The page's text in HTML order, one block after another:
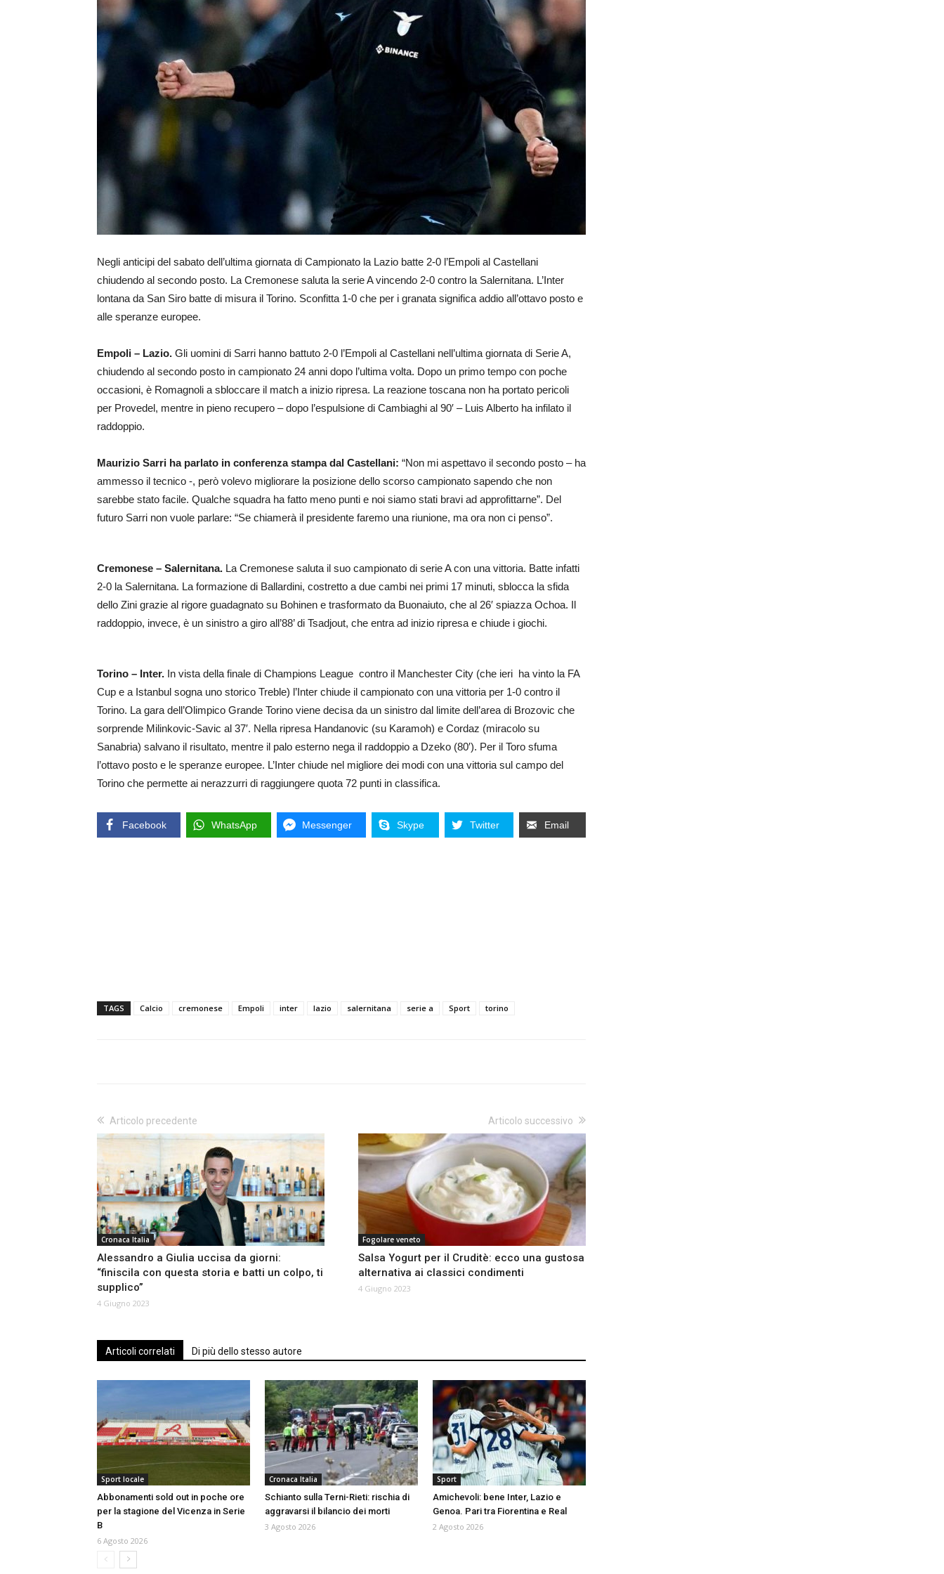
Negli anticipi del sabato dell’ultima giornata di Campionato la Lazio batte 2-0 l’Empoli al Castellani
chiudendo al secondo posto. La Cremonese saluta la serie A vincendo 2-0 contro la Salernitana. L’Inter
lontana da San Siro batte di misura il Torino. Sconfitta 1-0 che per i granata significa addio all’ottavo posto e
alle speranze europee.
Empoli – Lazio. Gli uomini di Sarri hanno battuto 2-0 l’Empoli al Castellani nell’ultima giornata di Serie A,
chiudendo al secondo posto in campionato 24 anni dopo l’ultima volta. Dopo un primo tempo con poche
occasioni, è Romagnoli a sbloccare il match a inizio ripresa. La reazione toscana non ha portato pericoli
per Provedel, mentre in pieno recupero – dopo l’espulsione di Cambiaghi al 90′ – Luis Alberto ha infilato il
raddoppio.
Maurizio Sarri ha parlato in conferenza stampa dal Castellani: “Non mi aspettavo il secondo posto – ha
ammesso il tecnico -, però volevo migliorare la posizione dello scorso campionato sapendo che non
sarebbe stato facile. Qualche squadra ha fatto meno punti e noi siamo stati bravi ad approfittarne”. Del
futuro Sarri non vuole parlare: “Se chiamerà il presidente faremo una riunione, ma ora non ci penso”.
Cremonese – Salernitana. La Cremonese saluta il suo campionato di serie A con una vittoria. Batte infatti
2-0 la Salernitana. La formazione di Ballardini, costretto a due cambi nei primi 17 minuti, sblocca la sfida
dello Zini grazie al rigore guadagnato su Bohinen e trasformato da Buonaiuto, che al 26′ spiazza Ochoa. Il
raddoppio, invece, è un sinistro a giro all’88’ di Tsadjout, che entra ad inizio ripresa e chiude i giochi.
Torino – Inter. In vista della finale di Champions League contro il Manchester City (che ieri ha vinto la FA
Cup e a Istanbul sogna uno storico Treble) l’Inter chiude il campionato con una vittoria per 1-0 contro il
Torino. La gara dell’Olimpico Grande Torino viene decisa da un sinistro dal limite dell’area di Brozovic che
sorprende Milinkovic-Savic al 37′. Nella ripresa Handanovic (su Karamoh) e Cordaz (miracolo su
Sanabria) salvano il risultato, mentre il palo esterno nega il raddoppio a Dzeko (80′). Per il Toro sfuma
l’ottavo posto e le speranze europee. L’Inter chiude nel migliore dei modi con una vittoria sul campo del
Torino che permette ai nerazzurri di raggiungere quota 72 punti in classifica.
Facebook WhatsApp Messenger Skype Twitter Email
TAGS Calcio cremonese Empoli inter lazio salernitana serie a Sport torino
Articolo precedente
Cronaca Italia
Alessandro a Giulia uccisa da giorni:
“finiscila con questa storia e batti un colpo, ti
supplico”
4 Giugno 2023
Articolo successivo
Fogolare veneto
Salsa Yogurt per il Cruditè: ecco una gustosa
alternativa ai classici condimenti
4 Giugno 2023
Articoli correlati Di più dello stesso autore
Sport locale
Abbonamenti sold out in poche ore
per la stagione del Vicenza in Serie
B
6 Agosto 2026
Cronaca Italia
Schianto sulla Terni-Rieti: rischia di
aggravarsi il bilancio dei morti
3 Agosto 2026
Sport
Amichevoli: bene Inter, Lazio e
Genoa. Pari tra Fiorentina e Real
2 Agosto 2026